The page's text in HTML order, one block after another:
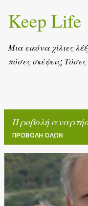
Keep Life
Μια εικόνα χίλιες
πόσες σκέψεις;
Προβολή
ΠΡΟΒΟΛΉ ΌΛΩΝ
ν
α